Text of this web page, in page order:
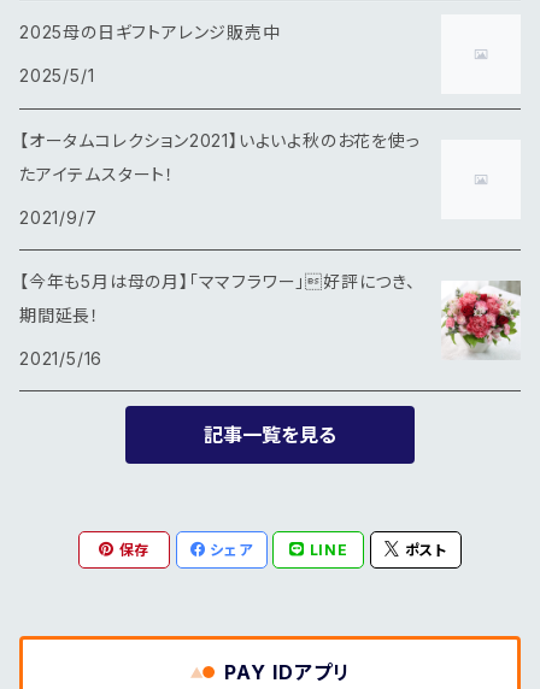
冬
2025母の日ギフトアレンジ販売中
2025/5/1
【オータムコレクション2021】いよいよ秋のお花を使っ
たアイテムスタート！
2021/9/7
【今年も5月は母の月】「ママフラワー」好評につき、
期間延長！
2021/5/16
記事一覧を見る
保存 シェア LINE ポスト
PAY IDアプリ